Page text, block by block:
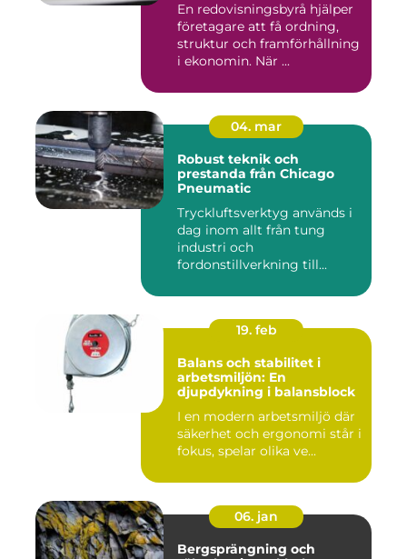
En redovisningsbyrå hjälper
företagare att få ordning,
struktur och framförhållning
i ekonomin. När ...
04. mar
Robust teknik och
prestanda från Chicago
Pneumatic
Tryckluftsverktyg används i
dag inom allt från tung
industri och
fordonstillverkning till...
19. feb
Balans och stabilitet i
arbetsmiljön: En
djupdykning i balansblock
I en modern arbetsmiljö där
säkerhet och ergonomi står i
fokus, spelar olika ve...
06. jan
Bergsprängning och